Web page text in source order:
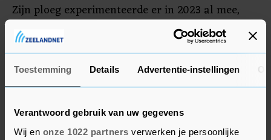
Toestemming Details Advertentie-instellingen
Verantwoord gebruik van uw gegevens
Wij en onze 1022 partners verwerken je persoonlijke
Zijn ploeg experimenteerde er in 2023 al mee,
maar toen wilde Van Aert er nog niet aan.